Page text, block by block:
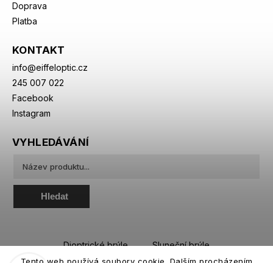
Doprava
Platba
KONTAKT
info@eiffeloptic.cz
245 007 022
Facebook
Instagram
VYHLEDÁVÁNÍ
Hledat
Dioptrické brýle
Sluneční brýle